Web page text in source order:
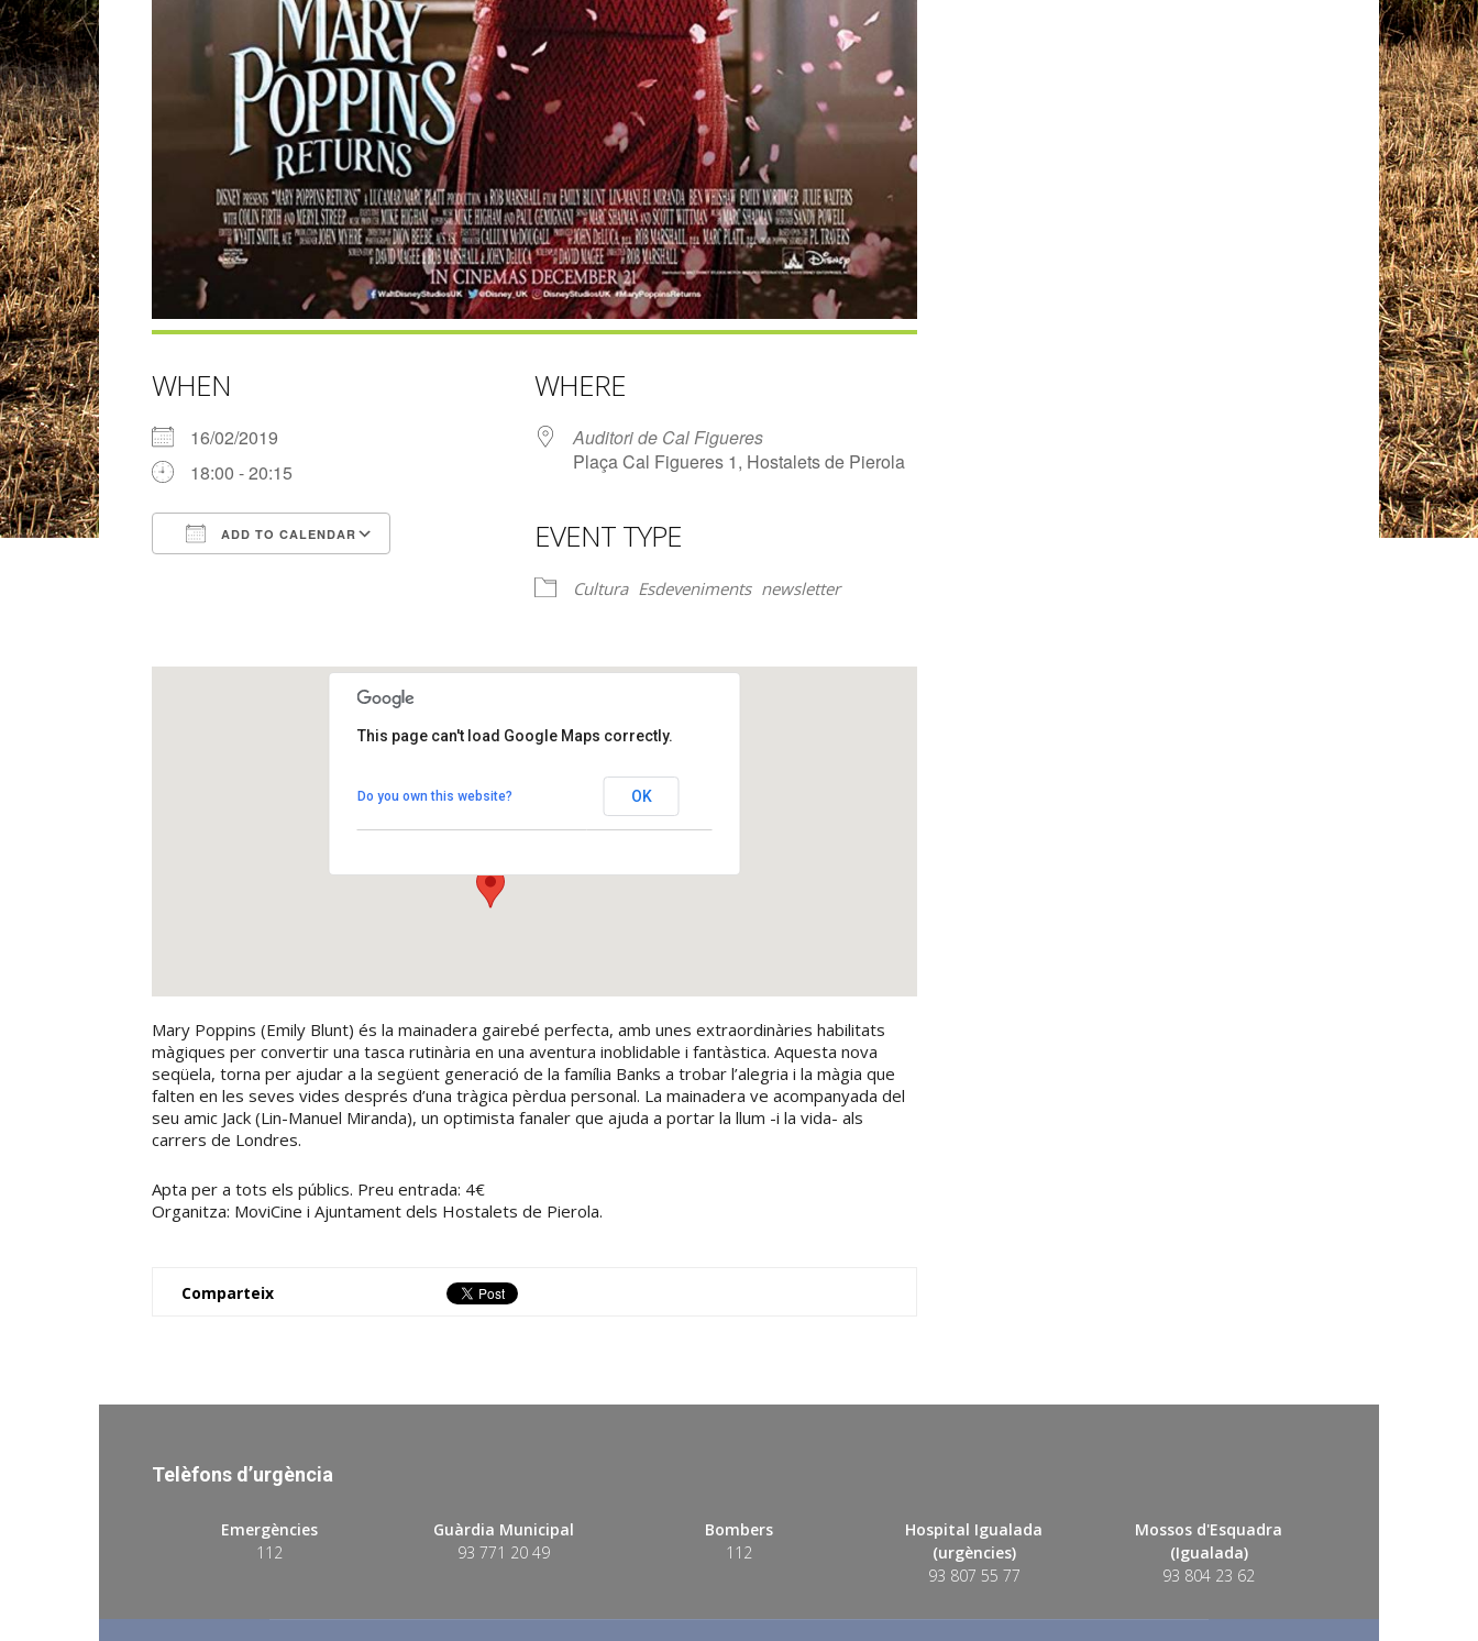
WHEN
16/02/2019
18:00 - 20:15
ADD TO CALENDAR
Google Calendar
WHERE
Auditori de Cal Figueres
Plaça Cal Figueres 1, Hostalets de Pierola
EVENT TYPE
Cultura Esdeveniments newsletter
Plaça Cal Figueres 1 - Hostalets de Pierola
View Events
This page can't load Google Maps correctly.
Do you own this website? OK
Mary Poppins (Emily Blunt) és la mainadera gairebé perfecta, amb unes extraordinàries habilitats
màgiques per convertir una tasca rutinària en una aventura inoblidable i fantàstica. Aquesta nova
seqüela, torna per ajudar a la següent generació de la família Banks a trobar l’alegria i la màgia que
falten en les seves vides després d’una tràgica pèrdua personal. La mainadera ve acompanyada del
seu amic Jack (Lin-Manuel Miranda), un optimista fanaler que ajuda a portar la llum -i la vida- als
carrers de Londres.
Apta per a tots els públics. Preu entrada: 4€
Organitza: MoviCine i Ajuntament dels Hostalets de Pierola.
Comparteix
Telèfons d’urgència
Emergències
112
Guàrdia Municipal
93 771 20 49
Bombers
112
Hospital Igualada
(urgències)
93 807 55 77
Mossos d'Esquadra
(Igualada)
93 804 23 62